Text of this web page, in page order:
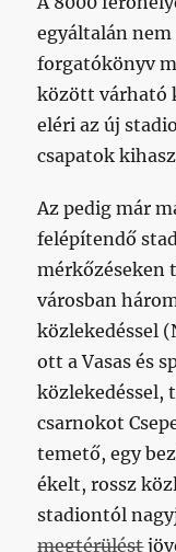
egyáltalán
forgatókönyv
között várható
eléri az új
csapatok
Az pedig már
felépítendő
mérkőzéseken
városban
közlekedéssel
ott a Vasas és
közlekedéssel,
csarnokot
temető, egy
ékelt, rossz
stadiontól
megtérülést